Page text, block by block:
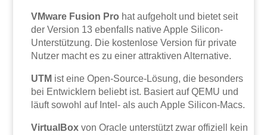
VMware Fusion Pro hat aufgeholt und bietet seit
der Version 13 ebenfalls native Apple Silicon-
Unterstützung. Die kostenlose Version für private
Nutzer macht es zu einer attraktiven Alternative.
UTM ist eine Open-Source-Lösung, die besonders
bei Entwicklern beliebt ist. Basiert auf QEMU und
läuft sowohl auf Intel- als auch Apple Silicon-Macs.
VirtualBox von Oracle unterstützt zwar offiziell kein